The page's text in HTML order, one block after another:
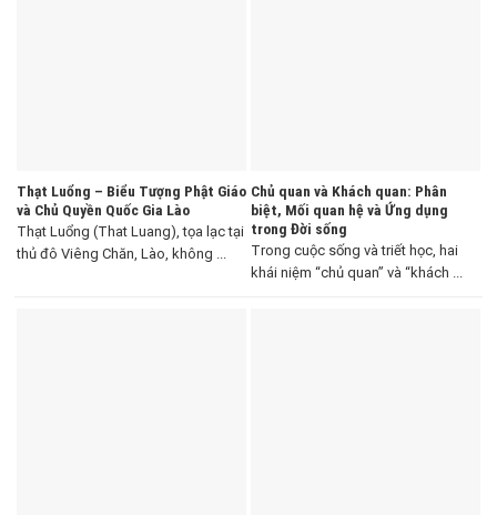
Thạt Luổng – Biểu Tượng Phật Giáo
và Chủ Quyền Quốc Gia Lào
Thạt Luổng (That Luang), tọa lạc tại
thủ đô Viêng Chăn, Lào, không ...
Chủ quan và Khách quan: Phân
biệt, Mối quan hệ và Ứng dụng
trong Đời sống
Trong cuộc sống và triết học, hai
khái niệm “chủ quan” và “khách ...